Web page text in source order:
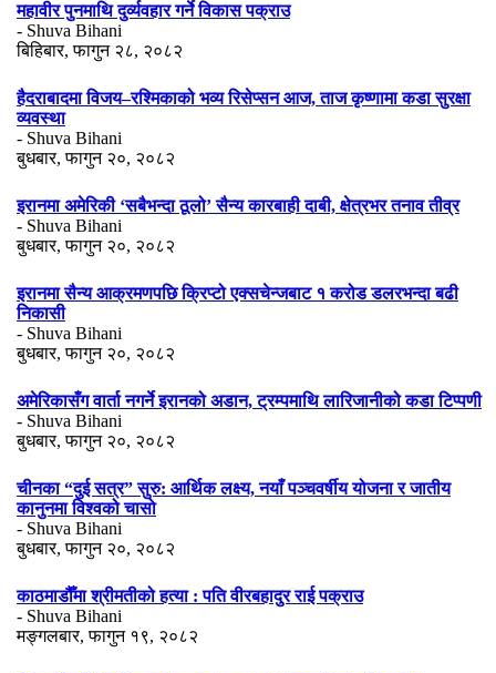
महावीर पुनमाथि दुर्व्यवहार गर्ने विकास पक्राउ
- Shuva Bihani
बिहिबार, फागुन २८, २०८२
हैदराबादमा विजय–रश्मिकाको भव्य रिसेप्सन आज, ताज कृष्णामा कडा सुरक्षा
व्यवस्था
- Shuva Bihani
बुधबार, फागुन २०, २०८२
इरानमा अमेरिकी ‘सबैभन्दा ठूलो’ सैन्य कारबाही दाबी, क्षेत्रभर तनाव तीव्र
- Shuva Bihani
बुधबार, फागुन २०, २०८२
इरानमा सैन्य आक्रमणपछि क्रिप्टो एक्सचेन्जबाट १ करोड डलरभन्दा बढी
निकासी
- Shuva Bihani
बुधबार, फागुन २०, २०८२
अमेरिकासँग वार्ता नगर्ने इरानको अडान, ट्रम्पमाथि लारिजानीको कडा टिप्पणी
- Shuva Bihani
बुधबार, फागुन २०, २०८२
चीनका “दुई सत्र” सुरु: आर्थिक लक्ष्य, नयाँ पञ्चवर्षीय योजना र जातीय
कानुनमा विश्वको चासो
- Shuva Bihani
बुधबार, फागुन २०, २०८२
काठमाडौँमा श्रीमतीको हत्या : पति वीरबहादुर राई पक्राउ
- Shuva Bihani
मङ्गलबार, फागुन १९, २०८२